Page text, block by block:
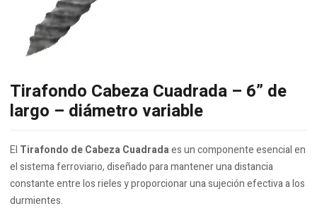
Tirafondo Cabeza Cuadrada – 6” de
largo – diámetro variable
El Tirafondo de Cabeza Cuadradaes un componente esencial en
el sistema ferroviario, diseñado para mantener una distancia
constante entre los rieles y proporcionar una sujeción efectiva a los
durmientes.